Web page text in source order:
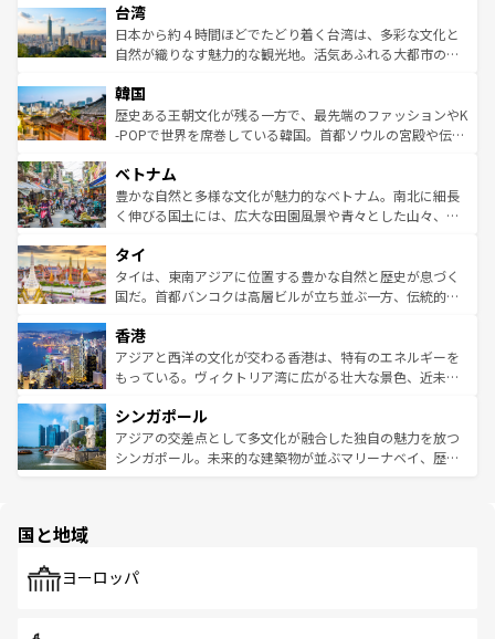
ならではの贅沢な旅のスタイルだ。 なお、新着のアメリカ
情報はコンテンツ一覧を参照してほしい。
れるおもてなしの心で訪れる人々を迎えてくれるハワイの
人々、おいしいローカルフードやハワイアンミュージッ
ク、伝統的なフラダンスなど、すべてがハワイの魅力を彩
ワイを、存分に味わってほしい。 なお、新着のハワイ情報
はコンテンツ一覧を参照してほしい。
リアリーフや大陸中央部にそびえるウルル（エアーズロッ
ク）、タスマニアの美しい原生林やケアンズの熱帯雨林な
ど、見どころがたくさん。また、カフェやワイン、オージ
いる。アクティビティも充実しており、サーフィンやダイ
ビング、ハイキングなど、アウトドア好きにはたまらな
い。オーストラリアの多彩な魅力を存分に味わいつくそ
参照してほしい。
台湾
日本から約４時間ほどでたどり着く台湾は、多彩な文化と
自然が織りなす魅力的な観光地。活気あふれる大都市の台
ン）、静ひつな山岳地帯である台湾東部など、都市の喧騒
と山間の静けさが共存しており、訪れる人に新しい発見と
驚きをもたらしてくれる。また、奥深い台湾の食文化も魅
容にもいいと評判のスイーツなど、バラエティ豊かな料理
が味わえる。 なお、新着の台湾情報は コンテンツ一覧を参
照してほしい。
韓国
歴史ある王朝文化が残る一方で、最先端のファッションやK
-POPで世界を席巻している韓国。首都ソウルの宮殿や伝統
き、地方に足を延ばせば四季折々の自然美を楽しむことが
できる。そして、キムチや焼肉、絶品のストリートフード
まで、さまざまな韓国料理が待っている。夜には、韓国な
リティに包まれながら、韓国の多彩な魅力を心ゆくまで味
わってみてほしい。 なお、新着の韓国情報はコンテンツ一
覧を参照してほしい。
ベトナム
豊かな自然と多様な文化が魅力的なベトナム。南北に細長
く伸びる国土には、広大な田園風景や青々とした山々、世
急速な発展と共に伝統が息づく。ハノイの古い町並みやホ
ーチミン市のフランス統治時代の建物も、独特の雰囲気を
醸し出している。また、バラエティの豊かさとおいしさで
とつ。フォーやバインミー、ベトナムコーヒーなどは、ぜ
ひ現地で味わいたい。どの地域を訪れてもあたたかい人々
が旅行者を迎えてくれるので、きっと忘れられない旅にな
参照してほしい。
タイ
タイは、東南アジアに位置する豊かな自然と歴史が息づく
国だ。首都バンコクは高層ビルが立ち並ぶ一方、伝統的な
の活気が交差している。北部ではチェンマイなどの山岳地
帯で自然と触れ合い、南部ではプーケットやクラビの美し
いビーチでリゾート気分を楽しむことができる。タイ料理
激する。気候は一年中温暖で、どの季節にも異なる楽しみ
が待っている。親しみやすいタイの人々、仏教を中心とし
た文化、そして多様な観光資源が、訪れる旅人を魅了し続
香港
アジアと西洋の文化が交わる香港は、特有のエネルギーを
もっている。ヴィクトリア湾に広がる壮大な景色、近未来
み、どこを訪れても感動するはず。観光スポットが密集し
ており、効率よく見どころを回れるのも魅力。息をのむよ
うな絶景から文化的な体験まで、香港を存分に楽しみ尽く
シンガポール
アジアの交差点として多文化が融合した独自の魅力を放つ
シンガポール。未来的な建築物が並ぶマリーナベイ、歴史
で、ホーカーズは地元の風情を楽しめる外せないスポット
国と地域
ヨーロッパ